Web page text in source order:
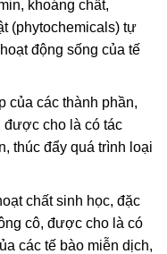
khoáng chất,
(phytochemicals) tự
động sống của tế
của các thành phần,
được cho là có tác
thúc đẩy quá trình loại
chất sinh học, đặc
cô, được cho là có
các tế bào miễn dịch,